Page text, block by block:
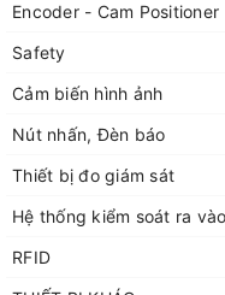
Encoder - Cam Positioner
Safety
Cảm biến hình ảnh
Nút nhấn, Đèn báo
Thiết bị đo giám sát
Hệ thống kiểm soát ra vào
RFID